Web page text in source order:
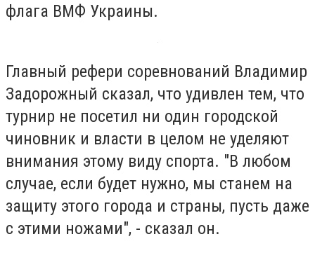
флага ВМФ Украины.
Главный рефери соревнований Владимир
Задорожный сказал, что удивлен тем, что
турнир не посетил ни один городской
чиновник и власти в целом не уделяют
внимания этому виду спорта. "В любом
случае, если будет нужно, мы станем на
защиту этого города и страны, пусть даже
с этими ножами", - сказал он.